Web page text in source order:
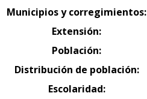
Municipios y corregimientos:
Extensión:
Población:
Distribución de población:
Escolaridad: